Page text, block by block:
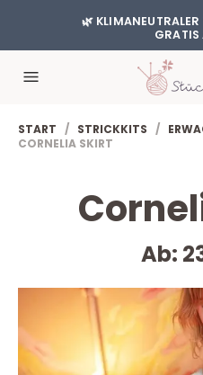
🌿
START / STRICKKITS /
CORNELIA SKIRT
Ab: